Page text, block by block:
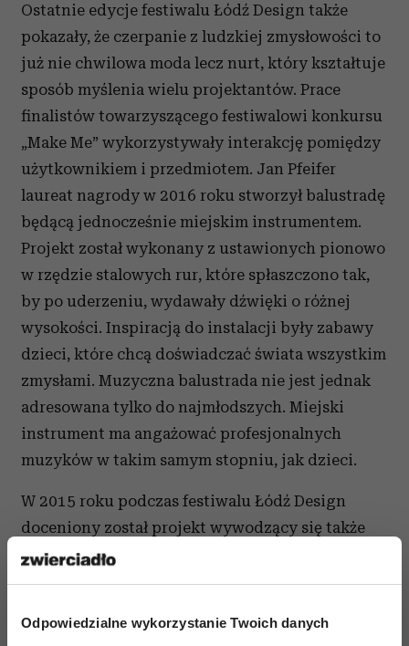
Odpowiedzialne wykorzystanie Twoich danych
Ostatnie edycje festiwalu Łódź Design także
pokazały, że czerpanie z ludzkiej zmysłowości to
już nie chwilowa moda lecz nurt, który kształtuje
sposób myślenia wielu projektantów. Prace
finalistów towarzyszącego festiwalowi konkursu
„Make Me” wykorzystywały interakcję pomiędzy
użytkownikiem i przedmiotem. Jan Pfeifer
laureat nagrody w 2016 roku stworzył balustradę
będącą jednocześnie miejskim instrumentem.
Projekt został wykonany z ustawionych pionowo
w rzędzie stalowych rur, które spłaszczono tak,
by po uderzeniu, wydawały dźwięki o różnej
wysokości. Inspiracją do instalacji były zabawy
dzieci, które chcą doświadczać świata wszystkim
zmysłami. Muzyczna balustrada nie jest jednak
adresowana tylko do najmłodszych. Miejski
instrument ma angażować profesjonalnych
muzyków w takim samym stopniu, jak dzieci.
W 2015 roku podczas festiwalu Łódź Design
doceniony został projekt wywodzący się także
z synestetic design. „Kaszofor” Patrycji Otachel -
termofor, w którym wodę zastąpiono kaszą
wydawał przyjemny dla ucha szmer i wydzielał